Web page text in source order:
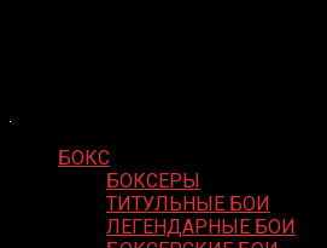
БОКС
БОКСЕРЫ
ТИТУЛЬНЫЕ БОИ
ЛЕГЕНДАРНЫЕ БОИ